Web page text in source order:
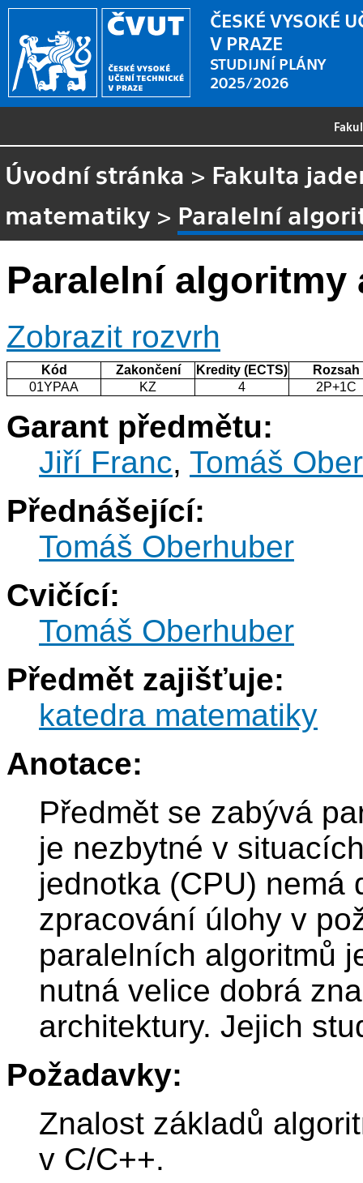
ČESKÉ VYSOKÉ
V PRAZE
STUDIJNÍ PLÁNY
2025/2026
Úvodní stránka > Fakulta
matematiky > Paralelní
Paralelní algoritmy
Zobrazit rozvrh
Kód Zakončení Kredity (ECTS)
Rozsah
01YPAA
KZ 4 2P+1C
Garant předmětu:
Jiří Franc, Tomáš
Přednášející:
Tomáš Oberhuber
Cvičící:
Tomáš Oberhuber
Předmět zajišťuje:
katedra matematiky
Anotace:
Předmět se zabývá
je nezbytné v
jednotka (CPU) nemá
zpracování úlohy v
paralelních algoritmů
nutná velice dobrá
architektury. Jejich
Požadavky:
Znalost základů
v C/C++.